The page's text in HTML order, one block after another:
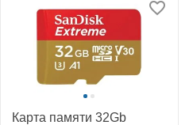
Карта памяти 32Gb